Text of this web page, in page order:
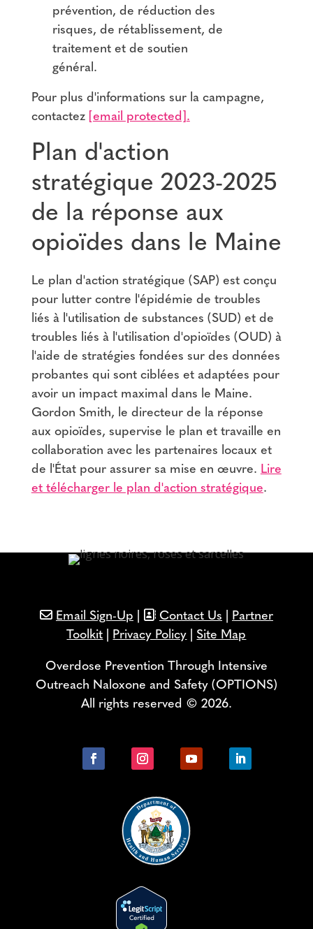
prévention, de réduction des
risques, de rétablissement, de
traitement et de soutien
général.
Pour plus d'informations sur la campagne,
contactez [email protected] .
Plan d'action
stratégique 2023-2025
de la réponse aux
opioïdes dans le Maine
Le plan d'action stratégique (SAP) est conçu
pour lutter contre l'épidémie de troubles
liés à l'utilisation de substances (SUD) et de
troubles liés à l'utilisation d'opioïdes (OUD) à
l'aide de stratégies fondées sur des données
probantes qui sont ciblées et adaptées pour
avoir un impact maximal dans le Maine.
Gordon Smith, le directeur de la réponse
aux opioïdes, supervise le plan et travaille en
collaboration avec les partenaires locaux et
de l'État pour assurer sa mise en œuvre. Lire
et télécharger le plan d'action stratégique.
Email Sign-Up Contact Us
Partner
Toolkit
Privacy Policy Site Map
Overdose Prevention Through Intensive
Outreach Naloxone and Safety (OPTIONS)
All rights reserved © 2026.